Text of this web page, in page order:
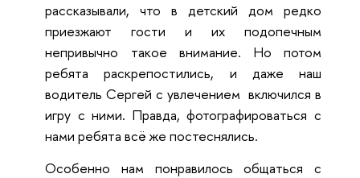
рассказывали, что в детский дом редко
приезжают гости и их подопечным
непривычно такое внимание. Но потом
ребята раскрепостились, и даже наш
водитель Сергей с увлечением включился в
игру с ними. Правда, фотографироваться с
нами ребята всё же постеснялись.
Особенно нам понравилось общаться с